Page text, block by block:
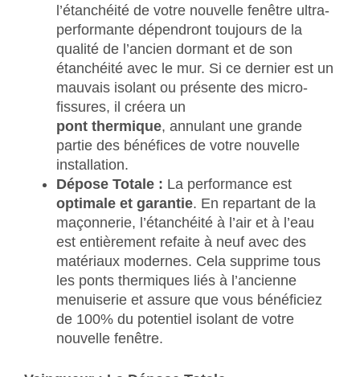
l’étanchéité de votre nouvelle fenêtre ultra-
performante dépendront toujours de la
qualité de l’ancien dormant et de son
étanchéité avec le mur. Si ce dernier est un
mauvais isolant ou présente des micro-
fissures, il créera un
pont thermique, annulant une grande
partie des bénéfices de votre nouvelle
installation.
Dépose Totale : La performance est
optimale et garantie. En repartant de la
maçonnerie, l’étanchéité à l’air et à l’eau
est entièrement refaite à neuf avec des
matériaux modernes. Cela supprime tous
les ponts thermiques liés à l’ancienne
menuiserie et assure que vous bénéficiez
de 100% du potentiel isolant de votre
nouvelle fenêtre.